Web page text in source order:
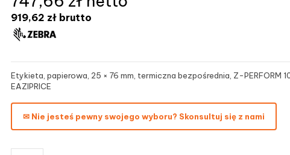
919,62 zł brutto
Etykieta, papierowa, 25 × 76 mm, termiczna bezpośrednia, Z-PERFORM
EAZIPRICE
✉ Nie jesteś pewny swojego wyboru? Skonsultuj się z nami